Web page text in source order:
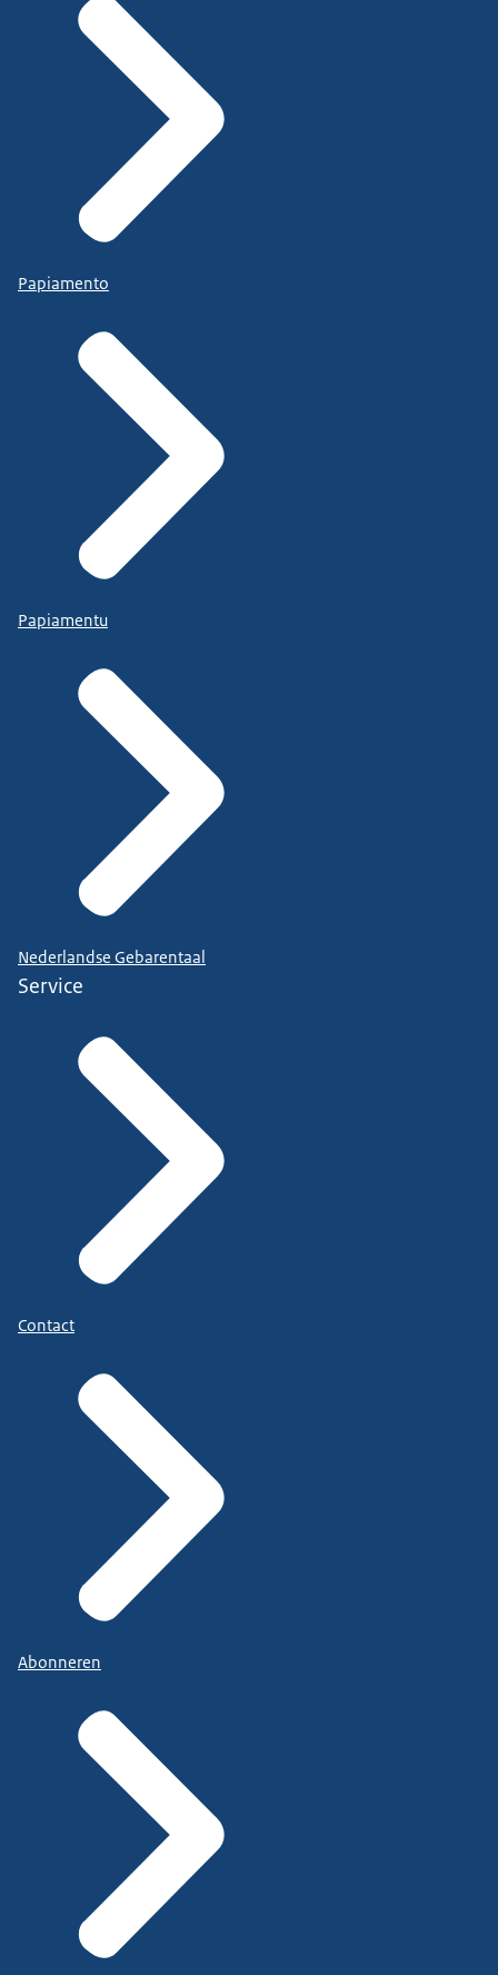
Papiamento
Papiamentu
Nederlandse Gebarentaal
Service
Contact
Abonneren